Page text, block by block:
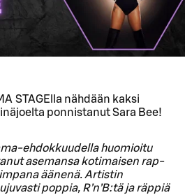
STAGElla nähdään kaksi
ponnistanut Sara Bee!
ehdokkuudella huomioitu
asemansa kotimaisen rap-
äänenä. Artistin
poppia, R’n’B:tä ja räppiä